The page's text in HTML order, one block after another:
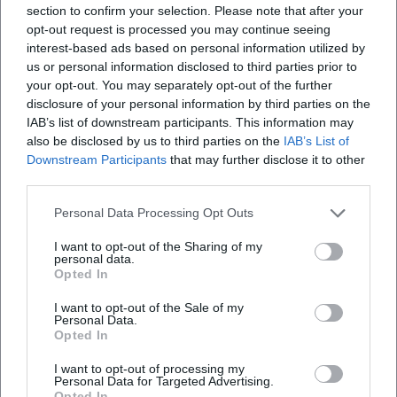
section to confirm your selection. Please note that after your
opt-out request is processed you may continue seeing
interest-based ads based on personal information utilized by
us or personal information disclosed to third parties prior to
your opt-out. You may separately opt-out of the further
disclosure of your personal information by third parties on the
IAB’s list of downstream participants. This information may
also be disclosed by us to third parties on the IAB’s List of
Downstream Participants that may further disclose it to other
Personal Data Processing Opt Outs
I want to opt-out of the Sharing of my
personal data.
Opted In
I want to opt-out of the Sale of my
Personal Data.
Opted In
I want to opt-out of processing my
Personal Data for Targeted Advertising.
Öffentliche Porträts jener Jahre schwankten zwischen dem
Klischee der „First Lady“ und der Anerkennung ihrer
Sachkunde. Berichte unterstrichen wiederholt ihren Rat in
Wirtschaftsfragen und ihre Souveränität im sozialen
Parkett. Auffällig bleibt, wie konsequent sie Vertraulichkeit
und Seriosität schützte. Dieser Habitus stiftete Vertrauen:
Was sie sagte, sollte gelten – und nicht zitiert werden. Eine
ethische „Produktion“, die bis heute modern wirkt.
Spätes Echo: Ausstellungen, Erinnerungsarbeit und
Zum 50. Todestag im Jahr 2025 würdigten Institutionen in
Fürth und das Ludwig Erhard Zentrum Luise Erhards
Lebensweg mit einer Foyerausstellung und Führungen.
wo sie begann: in Mittelfranken, an den Schnittstellen von
Handel, Bildung, Politik und Familiengeschichte. Die
der Erfahrung zweier Weltkriege, dem Wiederaufbau und